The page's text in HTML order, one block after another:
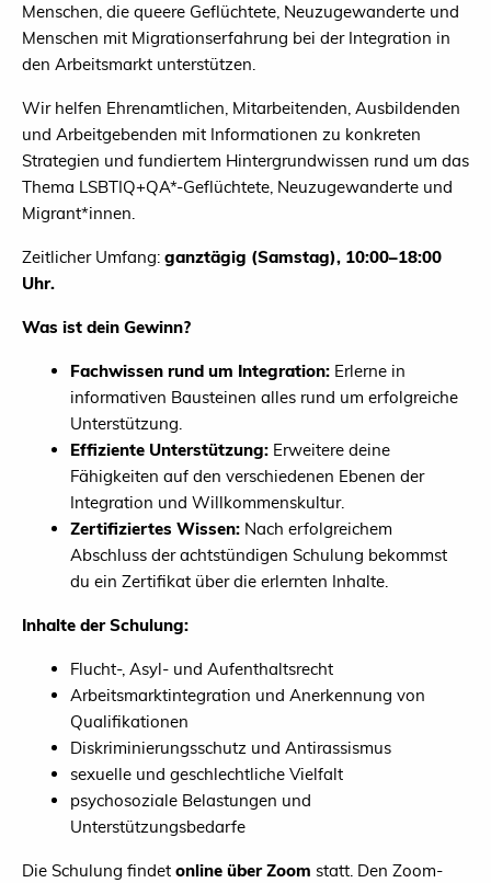
Menschen, die queere Geflüchtete, Neuzugewanderte und
Menschen mit Migrationserfahrung bei der Integration in
den Arbeitsmarkt unterstützen.
Wir helfen Ehrenamtlichen, Mitarbeitenden, Ausbildenden
und Arbeitgebenden mit Informationen zu konkreten
Strategien und fundiertem Hintergrundwissen rund um das
Thema LSBTIQ+QA*-Geflüchtete, Neuzugewanderte und
Migrant*innen.
Zeitlicher Umfang: ganztägig (Samstag), 10:00–18:00
Uhr.
Was ist dein Gewinn?
Fachwissen rund um Integration: Erlerne in
informativen Bausteinen alles rund um erfolgreiche
Unterstützung.
Effiziente Unterstützung: Erweitere deine
Fähigkeiten auf den verschiedenen Ebenen der
Integration und Willkommenskultur.
Zertifiziertes Wissen: Nach erfolgreichem
Abschluss der achtstündigen Schulung bekommst
du ein Zertifikat über die erlernten Inhalte.
Inhalte der Schulung:
Flucht-, Asyl- und Aufenthaltsrecht
Arbeitsmarktintegration und Anerkennung von
Qualifikationen
Diskriminierungsschutz und Antirassismus
sexuelle und geschlechtliche Vielfalt
psychosoziale Belastungen und
Unterstützungsbedarfe
Die Schulung findet online über Zoom statt. Den Zoom-